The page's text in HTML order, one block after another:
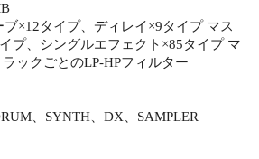
ブ×12タイプ、ディレイ×9タイプ マス
プ、シングルエフェクト×85タイプ マ
ックごとのLP-HPフィルター
、SYNTH、DX、SAMPLER